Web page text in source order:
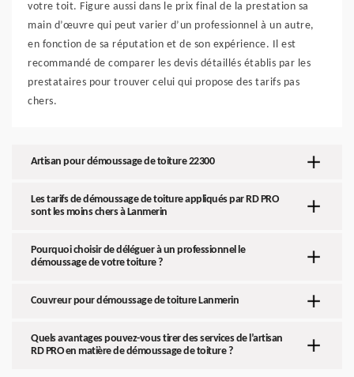
votre toit. Figure aussi dans le prix final de la prestation sa
main d’œuvre qui peut varier d’un professionnel à un autre,
en fonction de sa réputation et de son expérience. Il est
recommandé de comparer les devis détaillés établis par les
prestataires pour trouver celui qui propose des tarifs pas
chers.
Artisan pour démoussage de toiture 22300
Les tarifs de démoussage de toiture appliqués par RD PRO
sont les moins chers à Lanmerin
Pourquoi choisir de déléguer à un professionnel le
démoussage de votre toiture ?
Couvreur pour démoussage de toiture Lanmerin
Quels avantages pouvez-vous tirer des services de l’artisan
RD PRO en matière de démoussage de toiture ?